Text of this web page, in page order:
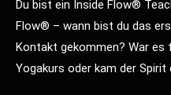
Du bist ein Inside Flow®
Flow® – wann bist du das
Kontakt gekommen? War
Yogakurs oder kam der